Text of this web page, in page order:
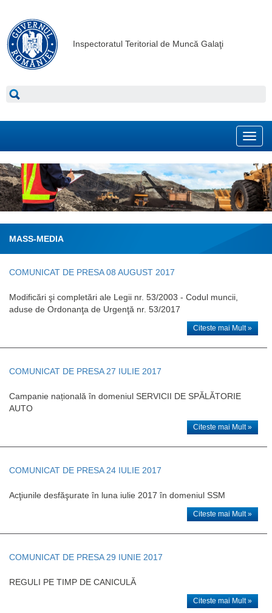
Inspectoratul Teritorial de Muncă Galaţi
MASS-MEDIA
COMUNICAT DE PRESA 08 AUGUST 2017
Modificări şi completări ale Legii nr. 53/2003 - Codul muncii,
aduse de Ordonanţa de Urgenţă nr. 53/2017
Citeste mai Mult »
COMUNICAT DE PRESA 27 IULIE 2017
Campanie națională în domeniul SERVICII DE SPĂLĂTORIE
AUTO
Citeste mai Mult »
COMUNICAT DE PRESA 24 IULIE 2017
Acţiunile desfăşurate în luna iulie 2017 în domeniul SSM
Citeste mai Mult »
COMUNICAT DE PRESA 29 IUNIE 2017
REGULI PE TIMP DE CANICULĂ
Citeste mai Mult »